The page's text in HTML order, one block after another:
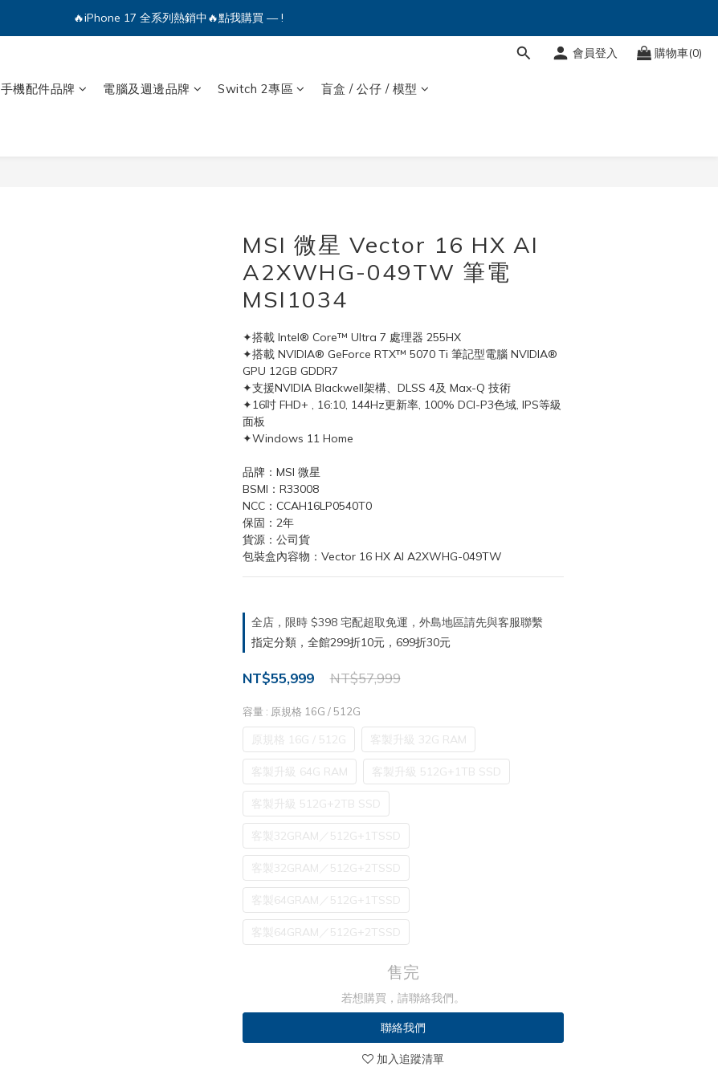
🔥iPhone 17 全系列熱銷中🔥點我購買 — !
💕加入Q哥 Line 新好友領優惠券！🎫
會員登入 購物車(0)
手機配件品牌 電腦及週邊品牌 Switch 2專區 盲盒 / 公仔 / 模型
MSI 微星 Vector 16 HX AI
A2XWHG-049TW 筆電
MSI1034
✦搭載 Intel® Core™ Ultra 7 處理器 255HX
✦搭載 NVIDIA® GeForce RTX™ 5070 Ti 筆記型電腦 NVIDIA®
GPU 12GB GDDR7
✦支援NVIDIA Blackwell架構、DLSS 4及 Max-Q 技術
✦16吋 FHD+ , 16:10, 144Hz更新率, 100% DCI-P3色域, IPS等級
面板
✦Windows 11 Home
品牌：MSI 微星
BSMI：R33008
NCC：CCAH16LP0540T0
保固：2年
貨源：公司貨
包裝盒內容物：Vector 16 HX AI A2XWHG-049TW
全店，限時 $398 宅配超取免運，外島地區請先與客服聯繫
指定分類，全館299折10元，699折30元
NT$57,999
NT$55,999
容量 : 原規格 16G / 512G
原規格 16G / 512G 客製升級 32G RAM
客製升級 64G RAM 客製升級 512G+1TB SSD
客製升級 512G+2TB SSD
客製32GRAM／512G+1TSSD
客製32GRAM／512G+2TSSD
客製64GRAM／512G+1TSSD
客製64GRAM／512G+2TSSD
售完
若想購買，請聯絡我們。
聯絡我們
加入追蹤清單